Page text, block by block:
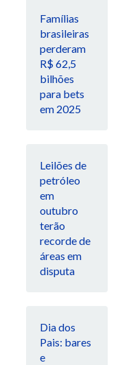
Famílias
brasileiras
perderam
R$ 62,5
bilhões
para bets
em 2025
Leilões de
petróleo
em
outubro
terão
recorde de
áreas em
disputa
Dia dos
Pais: bares
e